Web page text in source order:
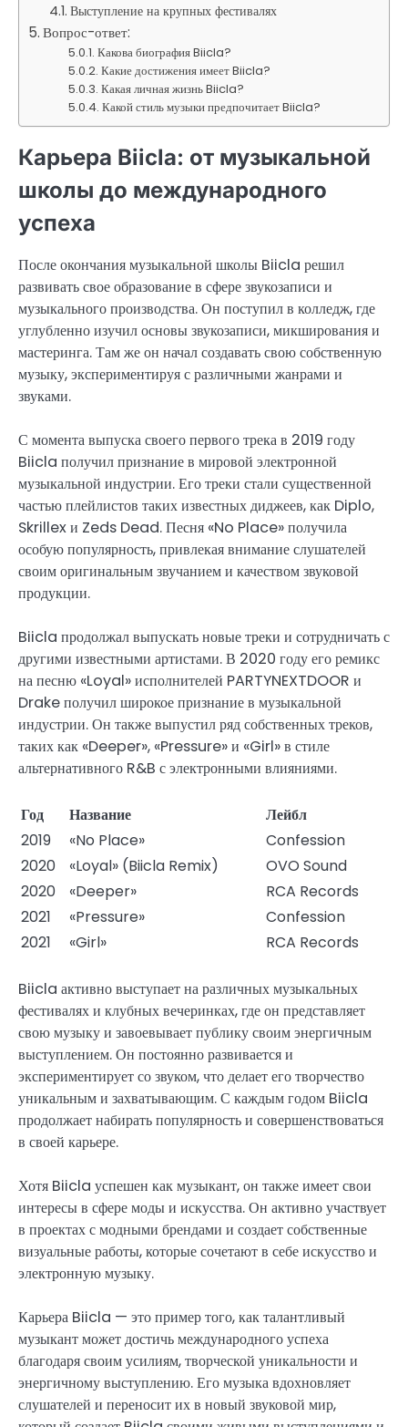
Выступление на крупных фестивалях
Вопрос-ответ:
Какова биография Biicla?
Какие достижения имеет Biicla?
Какая личная жизнь Biicla?
Какой стиль музыки предпочитает Biicla?
Карьера Biicla: от музыкальной
школы до международного
успеха
После окончания музыкальной школы Biicla решил
развивать свое образование в сфере звукозаписи и
музыкального производства. Он поступил в колледж, где
углубленно изучил основы звукозаписи, микширования и
мастеринга. Там же он начал создавать свою собственную
музыку, экспериментируя с различными жанрами и
звуками.
С момента выпуска своего первого трека в 2019 году
Biicla получил признание в мировой электронной
музыкальной индустрии. Его треки стали существенной
частью плейлистов таких известных диджеев, как Diplo,
Skrillex и Zeds Dead. Песня «No Place» получила
особую популярность, привлекая внимание слушателей
своим оригинальным звучанием и качеством звуковой
продукции.
Biicla продолжал выпускать новые треки и сотрудничать с
другими известными артистами. В 2020 году его ремикс
на песню «Loyal» исполнителей PARTYNEXTDOOR и
Drake получил широкое признание в музыкальной
индустрии. Он также выпустил ряд собственных треков,
таких как «Deeper», «Pressure» и «Girl» в стиле
альтернативного R&B с электронными влияниями.
Год Название
Лейбл
2019
«No Place»
Confession
2020
«Loyal» (Biicla Remix)
OVO Sound
2020
«Deeper»
RCA Records
2021
«Pressure»
Confession
2021
«Girl» RCA Records
Biicla активно выступает на различных музыкальных
фестивалях и клубных вечеринках, где он представляет
свою музыку и завоевывает публику своим энергичным
выступлением. Он постоянно развивается и
экспериментирует со звуком, что делает его творчество
уникальным и захватывающим. С каждым годом Biicla
продолжает набирать популярность и совершенствоваться
в своей карьере.
Хотя Biicla успешен как музыкант, он также имеет свои
интересы в сфере моды и искусства. Он активно участвует
в проектах с модными брендами и создает собственные
визуальные работы, которые сочетают в себе искусство и
электронную музыку.
Карьера Biicla — это пример того, как талантливый
музыкант может достичь международного успеха
благодаря своим усилиям, творческой уникальности и
энергичному выступлению. Его музыка вдохновляет
слушателей и переносит их в новый звуковой мир,